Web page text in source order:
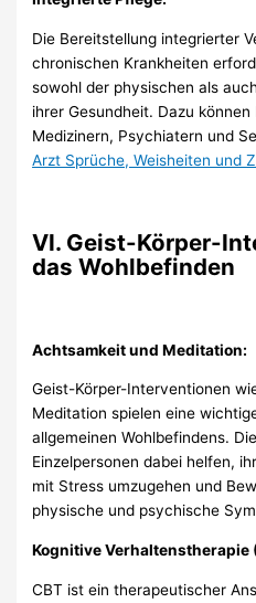
Die Bereitstellung integrierter
chronischen Krankheiten
sowohl der physischen als
ihrer Gesundheit. Dazu
Medizinern, Psychiatern und
Arzt Sprüche, Weisheiten und
VI. Geist-Körper-
das Wohlbefinden
Achtsamkeit und Meditation:
Geist-Körper-Interventionen
Meditation spielen eine
allgemeinen Wohlbefindens.
Einzelpersonen dabei helfen,
mit Stress umzugehen und
physische und psychische
Kognitive Verhaltenstherapie
CBT ist ein therapeutischer